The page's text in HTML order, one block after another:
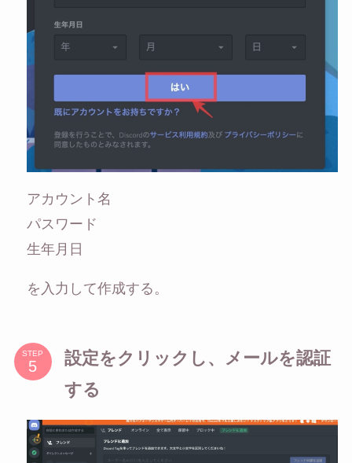
アカウント名
パスワード
生年月日
を入力して作成する。
STEP
設定をクリックし、メールを認証
する